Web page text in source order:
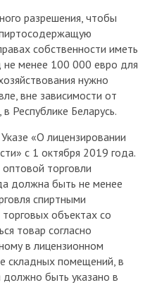
разрешения, чтобы
собственности иметь
менее 100 000 евро для
нужно
вне зависимости от
Республике Беларусь.
«О лицензировании
с 1 октября 2019 года.
торговли
должна быть не менее
спиртными
объектах со
товар согласно
в лицензионном
складных помещений, в
должно быть указано в